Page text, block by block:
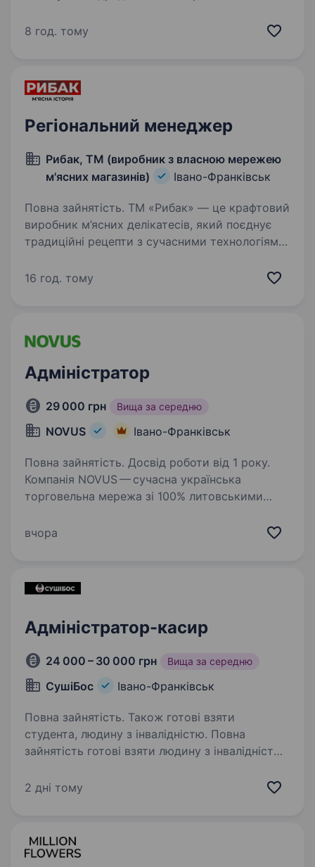
заробляти, подорожувати та будувати кар'єру
8 год. тому
Регіональний менеджер
Рибак, ТМ (виробник з власною мережею
м'ясних магазинів)
Івано-Франківськ
Повна зайнятість. ТМ «Рибак» — це крафтовий
виробник м’ясних делікатесів, який поєднує
традиційні рецепти з сучасними технологіями,
власна мережа магазинів дозволяє нам бути
16 год. тому
Адміністратор
29 000 грн Вища за середню
NOVUS Івано-Франківськ
Повна зайнятість. Досвід роботи від 1 року.
Компанія NOVUS — сучасна українська
торговельна мережа зі 100% литовськими
адміністратора Мрієш розвиватися у сфері
вчора
Адміністратор-касир
24 000 – 30 000 грн Вища за середню
СушіБос Івано-Франківськ
Повна зайнятість. Також готові взяти
студента, людину з інвалідністю. Повна
зайнятість готові взяти людину з інвалідністю.
Наша компанія надає унікальні можливості
2 дні тому